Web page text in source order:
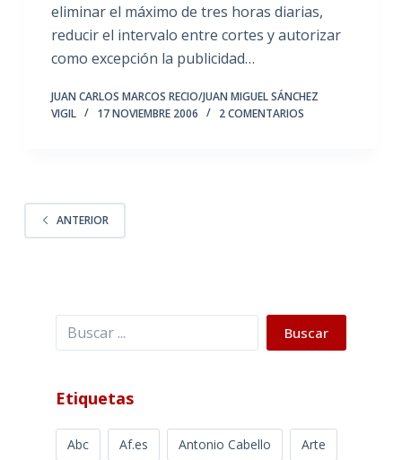
eliminar el máximo de tres horas diarias,
reducir el intervalo entre cortes y autorizar
como excepción la publicidad…
JUAN CARLOS MARCOS RECIO/JUAN MIGUEL SÁNCHEZ
VIGIL
17 NOVIEMBRE 2006 2 COMENTARIOS
ANTERIOR
Buscar Buscar
Etiquetas
Abc Af.es Antonio Cabello Arte